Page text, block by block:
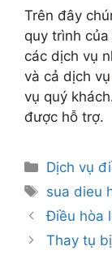
Trên đây
quy trình
các dịch vụ
và cả dịch vụ
vụ quý
được hỗ trợ.
Danh
Dịch vụ
Thẻ
sua dieu
Điều hòa
Thay tụ